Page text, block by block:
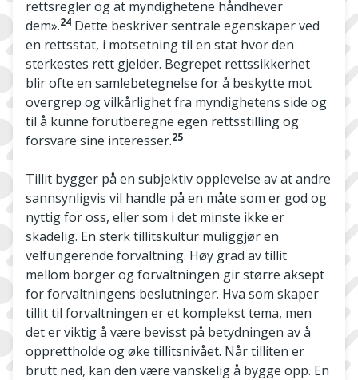
rettsregler og at myndighetene håndhever
dem».24 Dette beskriver sentrale egenskaper ved
en rettsstat, i motsetning til en stat hvor den
sterkestes rett gjelder. Begrepet rettssikkerhet
blir ofte en samlebetegnelse for å beskytte mot
overgrep og vilkårlighet fra myndighetens side og
til å kunne forutberegne egen rettsstilling og
forsvare sine interesser.25
Tillit bygger på en subjektiv opplevelse av at andre
sannsynligvis vil handle på en måte som er god og
nyttig for oss, eller som i det minste ikke er
skadelig. En sterk tillitskultur muliggjør en
velfungerende forvaltning. Høy grad av tillit
mellom borger og forvaltningen gir større aksept
for forvaltningens beslutninger. Hva som skaper
tillit til forvaltningen er et komplekst tema, men
det er viktig å være bevisst på betydningen av å
opprettholde og øke tillitsnivået. Når tilliten er
brutt ned, kan den være vanskelig å bygge opp. En